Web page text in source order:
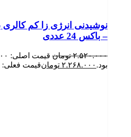
– باکس 24 عددی
۲.۵۲۰.۰۰۰ تومان
بود. ۲.۲۶۸.۰۰۰ تومانقیمت فعلی: ۲.۲۶۸.۰۰۰ تومان.